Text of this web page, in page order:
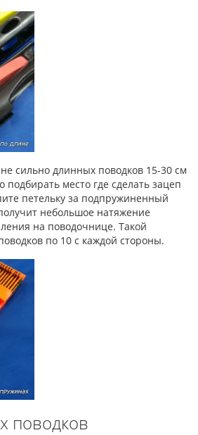
сильно длинных поводков 15-30 см
место где сделать зацеп
петельку за подпружиненный
небольшое натяжение
на поводочнице. Такой
по 10 с каждой стороны.
поводков